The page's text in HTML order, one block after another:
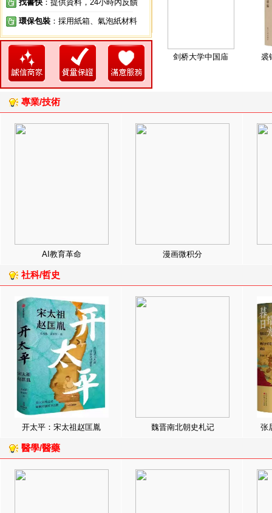
找書快 ：提供資料，24小時內反饋
環保包裝 ：採用紙箱、氣泡紙材料
剑桥大学中国庙 裘
專業/技術
AI教育革命 漫画微积分
社科/哲史
开太平：宋太祖赵匡胤 魏晋南北朝史札记 张
醫學/醫藥